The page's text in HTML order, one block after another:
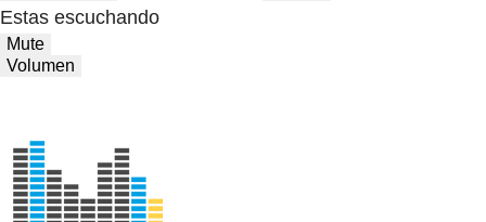
Estas escuchando
Mute
Volumen